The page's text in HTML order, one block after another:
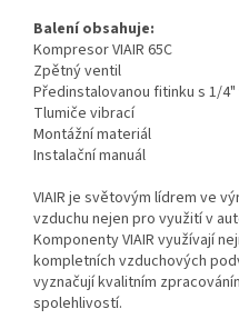
Balení obsahuje:
Kompresor VIAIR 65C
Zpětný ventil
Předinstalovanou fitinku s 1/
Tlumiče vibrací
Montážní materiál
Instalační manuál
VIAIR je světovým lídrem ve
vzduchu nejen pro využití v
Komponenty VIAIR využívají
kompletních vzduchových
vyznačují kvalitním
spolehlivostí.